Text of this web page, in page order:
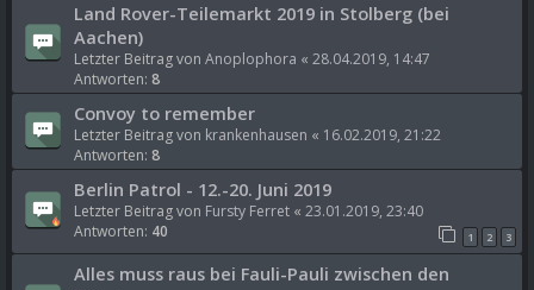
Land Rover-Teilemarkt 2019 in Stolberg (bei
Aachen)
Letzter Beitrag von Anoplophora « 28.04.2019, 14:47
Antworten: 8
Convoy to remember
Letzter Beitrag von krankenhausen « 16.02.2019, 21:22
Antworten: 8
Berlin Patrol - 12.-20. Juni 2019
Letzter Beitrag von Fursty Ferret « 23.01.2019, 23:40
Antworten: 40 1 2 3
Alles muss raus bei Fauli-Pauli zwischen den